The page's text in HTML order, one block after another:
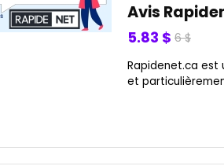
Avis
5.83 $ 6 $
Rapidenet.ca est
et